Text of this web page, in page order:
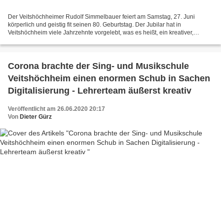
Der Veitshöchheimer Rudolf Simmelbauer feiert am Samstag, 27. Juni
körperlich und geistig fit seinen 80. Geburtstag. Der Jubilar hat in
Veitshöchheim viele Jahrzehnte vorgelebt, was es heißt, ein kreativer,
Corona brachte der Sing- und Musikschule
Veitshöchheim einen enormen Schub in Sachen
Digitalisierung - Lehrerteam äußerst kreativ
Veröffentlicht am 26.06.2020 20:17
Von Dieter Gürz